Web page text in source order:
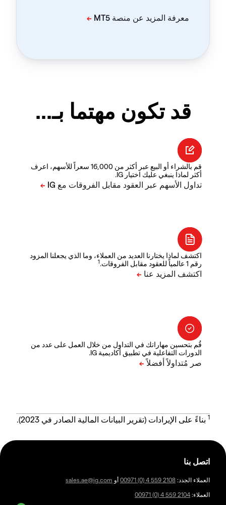
قد تكون مهتما بـ...
قم بالشراء أو البيع عبر أكثر من 16,000 سعراً للأسهم، اعرف
أكثر لماذا ينبغي عليك اختيار IG.
اكتشف لماذا يختارنا العديد من العملاء، وما الذي يجعلنا المزود
رقم 1 عالمياً للعقود مقابل الفروقات.
1
قُم بتحسين مهاراتك في التداول من خلال العمل على عدد من
الدورات التفاعلية في تطبيق أكاديمية IG.
1 بناءً على الإيرادات (تقرير البيانات المالية الصادر في 2023).
اتصل بنا
العملاء الجدد: 00971 (0) 4 559 2108 أو sales.ae@ig.com
العملاء: 00971 (0) 4 559 2104